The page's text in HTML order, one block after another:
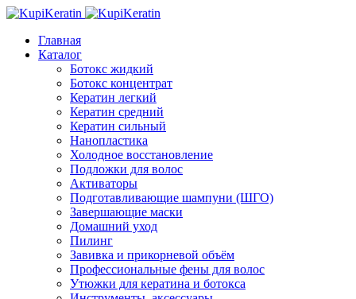
Главная
Каталог
Ботокс жидкий
Ботокс концентрат
Кератин легкий
Кератин средний
Кератин сильный
Нанопластика
Холодное восстановление
Подложки для волос
Активаторы
Подготавливающие шампуни (ШГО)
Завершающие маски
Домашний уход
Пилинг
Завивка и прикорневой объём
Профессиональные фены для волос
Утюжки для кератина и ботокса